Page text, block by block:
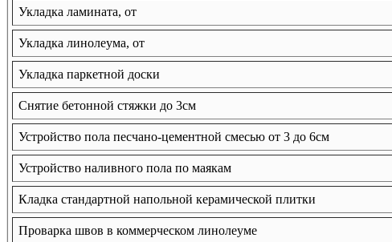
Укладка ламината, от
Укладка линолеума, от
Укладка паркетной доски
Снятие бетонной стяжки до 3см
Устройство пола песчано-цементной смесью от 3 до 6см
Устройство наливного пола по маякам
Кладка стандартной напольной керамической плитки
Проварка швов в коммерческом линолеуме